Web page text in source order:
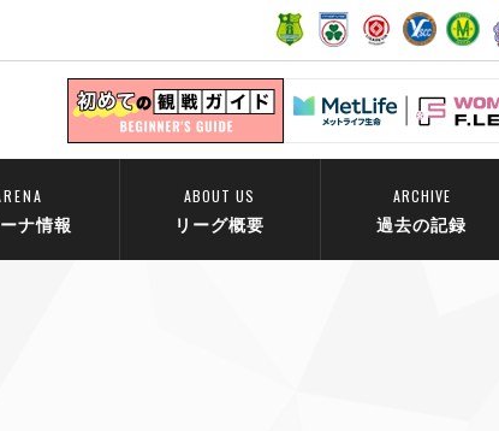
ナ情報
ABOUT US
リーグ概要
ARCHIVE
過去の記録